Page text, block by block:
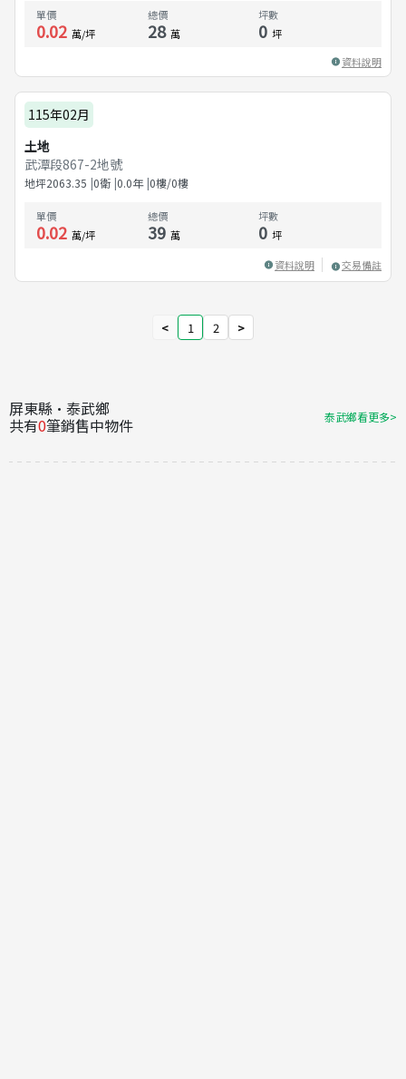
單價
0.02 萬/坪
總價
28 萬
坪數
0 坪
資料說明
115年02月
土地
武潭段867-2地號
地坪2063.35 0衛 0.0年 0樓/0樓
單價
0.02 萬/坪
總價
39 萬
坪數
0 坪
資料說明 交易備註
< 1 2 >
屏東縣·泰武鄉
共有0筆銷售中物件 泰武鄉看更多>